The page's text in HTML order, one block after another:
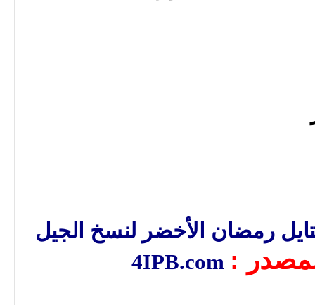
رمضان الأخضر لنسخ الجيل
:
4IPB.com